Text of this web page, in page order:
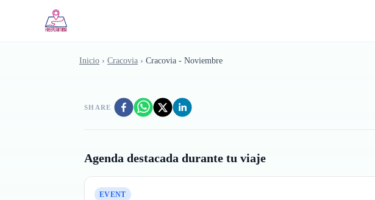
Inicio › Cracovia › Cracovia - Noviembre
SHARE
Agenda destacada durante tu viaje
EVENT